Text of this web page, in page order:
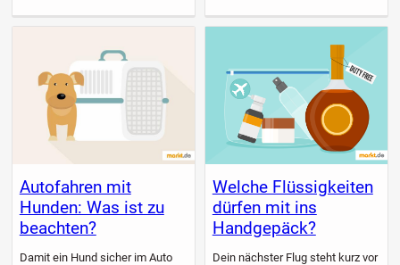
Autofahren mit
Hunden: Was ist zu
beachten?
Damit ein Hund sicher im Auto
Welche Flüssigkeiten
dürfen mit ins
Handgepäck?
Dein nächster Flug steht kurz vor